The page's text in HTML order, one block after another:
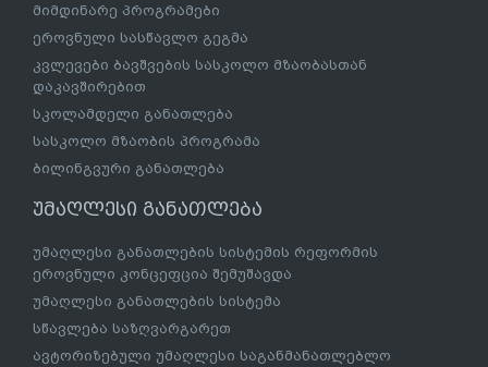
მიმდინარე პროგრამები
ეროვნული სასწავლო გეგმა
კვლევები ბავშვების სასკოლო მზაობასთან
დაკავშირებით
სკოლამდელი განათლება
სასკოლო მზაობის პროგრამა
ბილინგვური განათლება
უმაღლესი განათლება
უმაღლესი განათლების სისტემის რეფორმის
ეროვნული კონცეფცია შემუშავდა
უმაღლესი განათლების სისტემა
სწავლება საზღვარგარეთ
ავტორიზებული უმაღლესი საგანმანათლებლო